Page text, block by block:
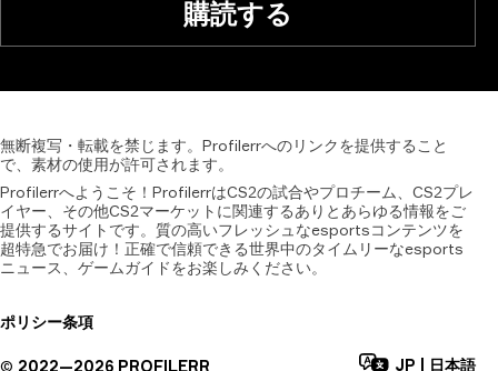
購読する
無断複写・転載を禁じます。Profilerrへのリンクを提供すること
で、素材の使用が許可されます。
Profilerrへようこそ！ProfilerrはCS2の試合やプロチーム、CS2プレ
イヤー、その他CS2マーケットに関連するありとあらゆる情報をご
提供するサイトです。質の高いフレッシュなesportsコンテンツを
超特急でお届け！正確で信頼できる世界中のタイムリーなesports
ニュース、ゲームガイドをお楽しみください。
ポリシー条項
© 2022—2026 PROFILERR JP 日本語